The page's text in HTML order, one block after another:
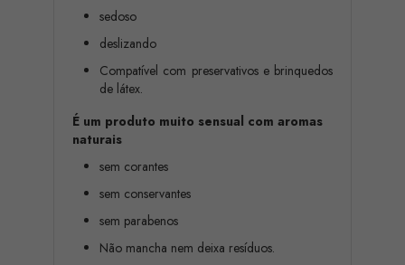
sedoso
deslizando
Compatível com preservativos e brinquedos
de látex.
É um produto muito sensual com aromas
naturais
sem corantes
sem conservantes
sem parabenos
Não mancha nem deixa resíduos.